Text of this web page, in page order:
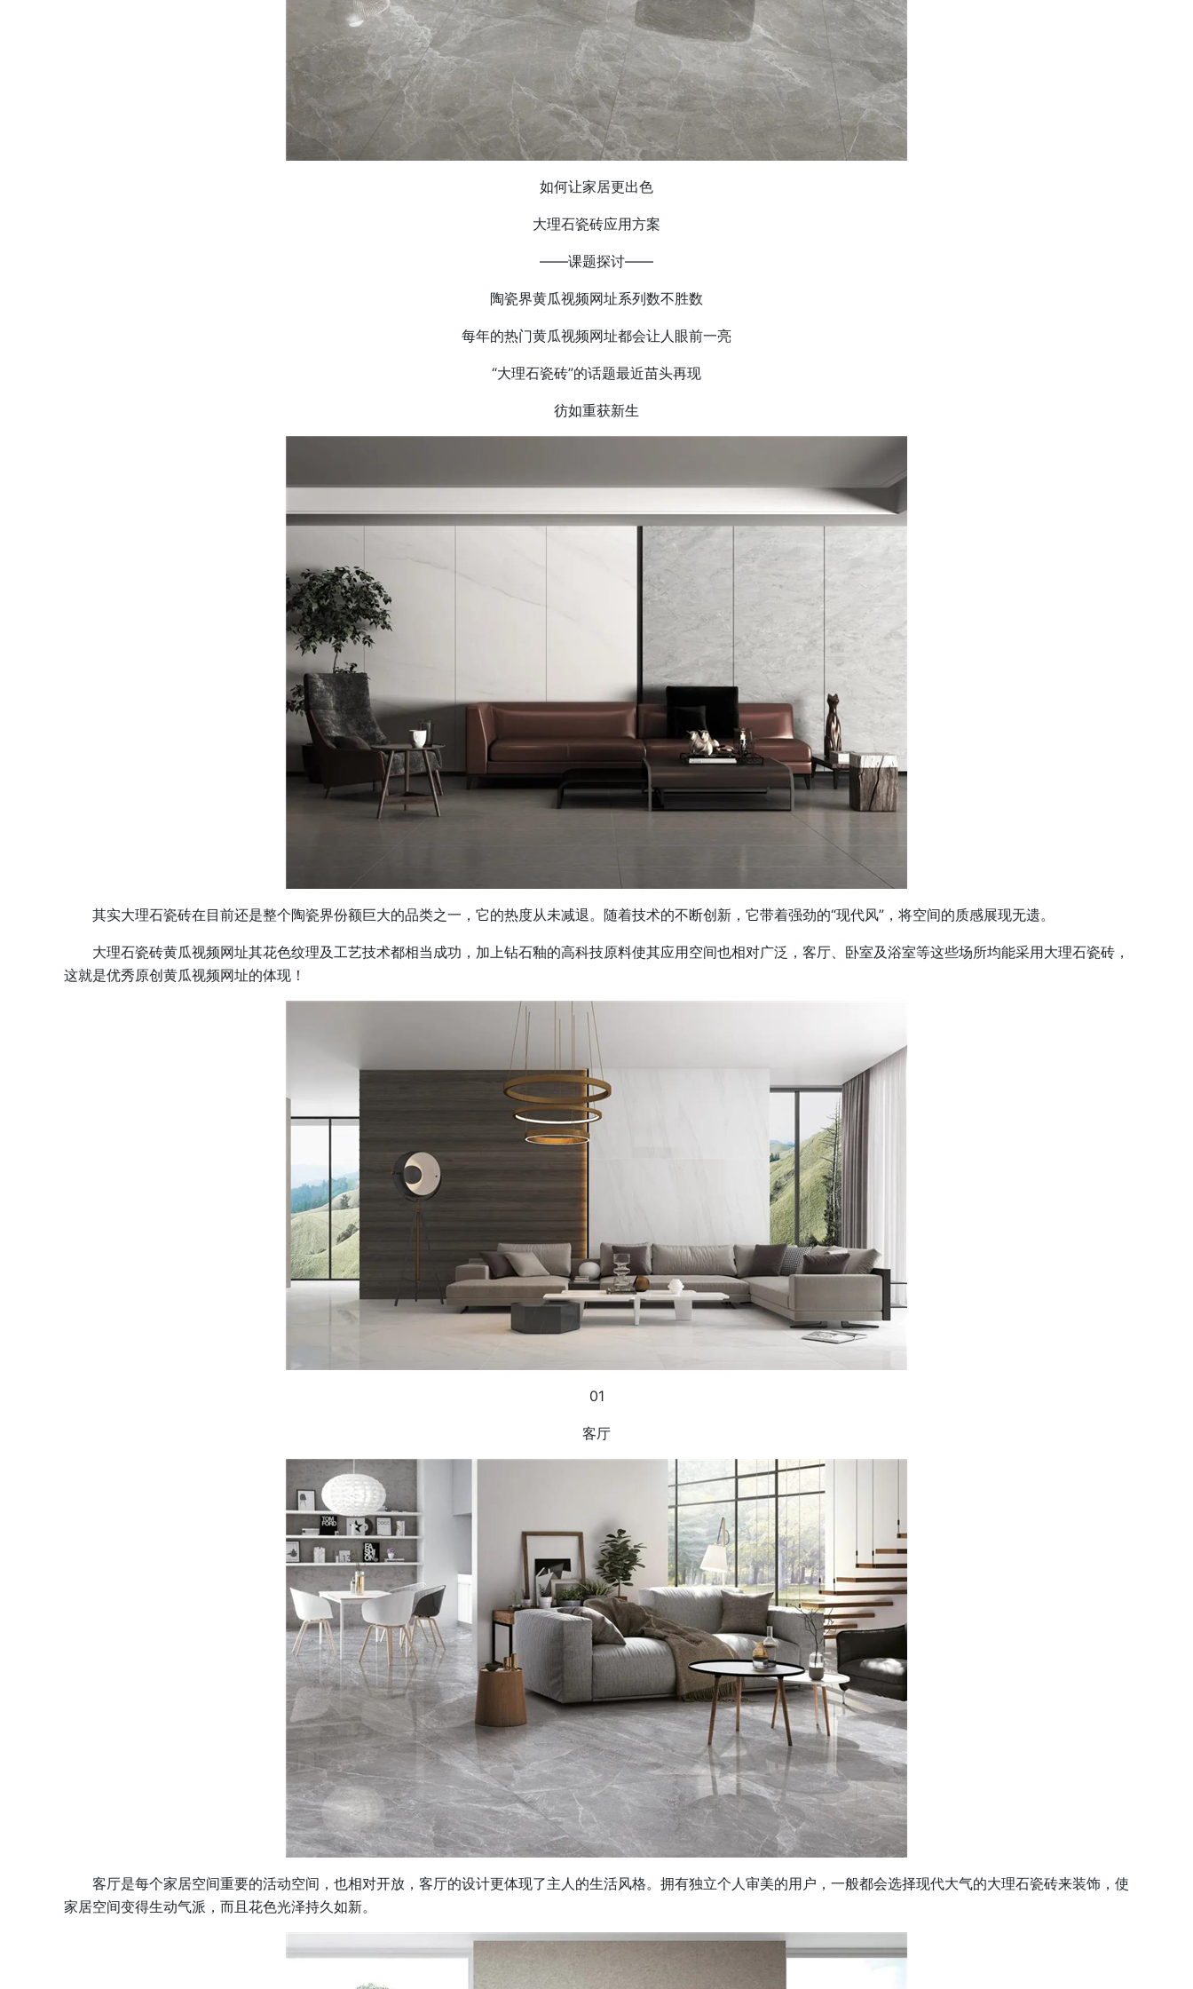
如何让家居更出色
大理石瓷砖应用方案
——课题探讨——
陶瓷界黄瓜视频网址系列数不胜数
每年的热门黄瓜视频网址都会让人眼前一亮
“大理石瓷砖”的话题最近苗头再现
彷如重获新生
其实大理石瓷砖在目前还是整个陶瓷界份额巨大的品类之一，它的热度从未减退。随着技术的不断创新，它带着强劲的“现代风”，将空间的质感展现无遗。
大理石瓷砖黄瓜视频网址其花色纹理及工艺技术都相当成功，加上钻石釉的高科技原料使其应用空间也相对广泛，客厅、卧室及浴室等这些场所均能采用大理石瓷砖，
这就是优秀原创黄瓜视频网址的体现！
01
客厅
客厅是每个家居空间重要的活动空间，也相对开放，客厅的设计更体现了主人的生活风格。拥有独立个人审美的用户，一般都会选择现代大气的大理石瓷砖来装饰，使
家居空间变得生动气派，而且花色光泽持久如新。